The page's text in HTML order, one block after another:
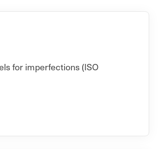
for imperfections (ISO